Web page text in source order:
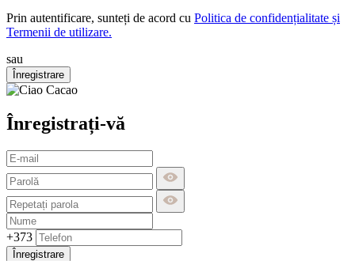
Prin autentificare, sunteți de acord cu Politica de confidențialitate și
Termenii de utilizare.
sau
Înregistrare
Înregistrați-vă
+373
Înregistrare